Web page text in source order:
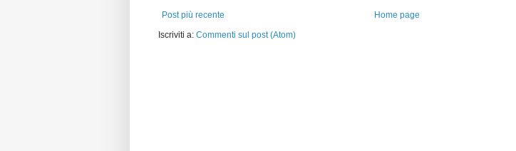
Post più recente
Home page
Iscriviti a: Commenti sul post (Atom)